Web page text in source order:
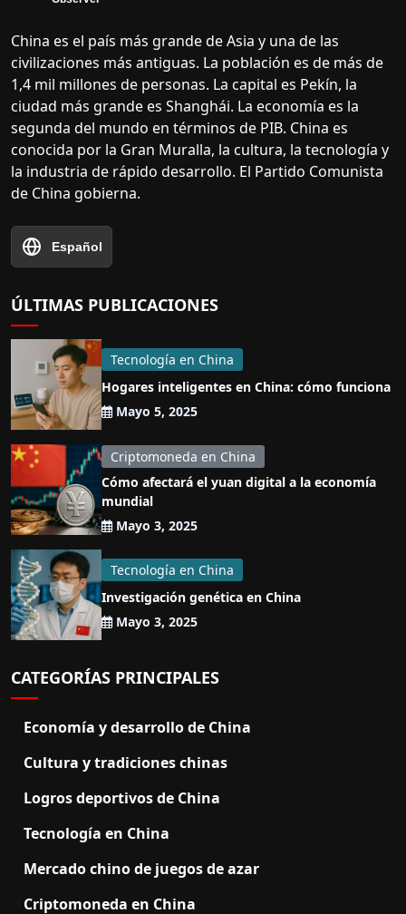
China es el país más grande de Asia y una de las
civilizaciones más antiguas. La población es de más de
1,4 mil millones de personas. La capital es Pekín, la
ciudad más grande es Shanghái. La economía es la
segunda del mundo en términos de PIB. China es
conocida por la Gran Muralla, la cultura, la tecnología y
la industria de rápido desarrollo. El Partido Comunista
de China gobierna.
Español
ÚLTIMAS PUBLICACIONES
Tecnología en China
Hogares inteligentes en China: cómo funciona
Mayo 5, 2025
Criptomoneda en China
Cómo afectará el yuan digital a la economía
mundial
Mayo 3, 2025
Tecnología en China
Investigación genética en China
Mayo 3, 2025
CATEGORÍAS PRINCIPALES
Economía y desarrollo de China
Cultura y tradiciones chinas
Logros deportivos de China
Tecnología en China
Mercado chino de juegos de azar
Criptomoneda en China